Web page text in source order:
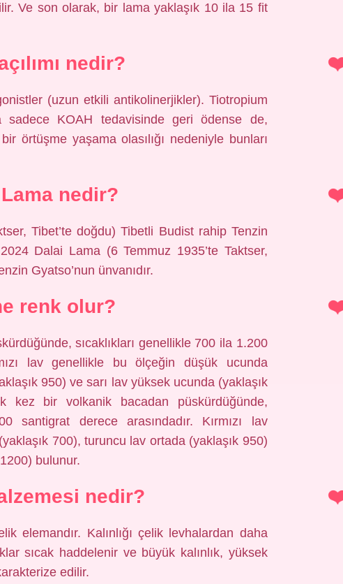
Ve son olarak, bir lama yaklaşık 10 ila 15 fit
nedir?
(uzun etkili antikolinerjikler). Tiotropium
sadece KOAH tedavisinde geri ödense de,
örtüşme yaşama olasılığı nedeniyle bunları
nedir?
Tibet’te doğdu) Tibetli Budist rahip Tenzin
Dalai Lama (6 Temmuz 1935’te Taktser,
Gyatso’nun ünvanıdır.
renk olur?
sıcaklıkları genellikle 700 ila 1.200
lav genellikle bu ölçeğin düşük ucunda
950) ve sarı lav yüksek ucunda (yaklaşık
kez bir volkanik bacadan püskürdüğünde,
santigrat derece arasındadır. Kırmızı lav
700), turuncu lav ortada (yaklaşık 950)
bulunur.
nedir?
elemandır. Kalınlığı çelik levhalardan daha
sıcak haddelenir ve büyük kalınlık, yüksek
edilir.